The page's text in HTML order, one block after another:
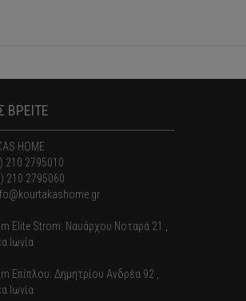
ΒΡΕΙΤΕ
HOME
210 2795010
210 2795060
Elite Strom: Nαυάρχου Νοταρά 21 ,
Ιωνία
Επίπλου: Δημητρίου Ανδρέα 92 ,
Ιωνία